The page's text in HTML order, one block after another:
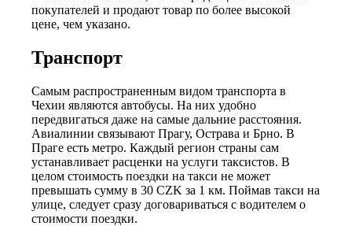
покупателей и продают товар по более высокой
цене, чем указано.
Транспорт
Самым распространенным видом транспорта в
Чехии являются автобусы. На них удобно
передвигаться даже на самые дальние расстояния.
Авиалинии связывают Прагу, Острава и Брно. В
Праге есть метро. Каждый регион страны сам
устанавливает расценки на услуги таксистов. В
целом стоимость поездки на такси не может
превышать сумму в 30 CZK за 1 км. Поймав такси на
улице, следует сразу договариваться с водителем о
стоимости поездки.